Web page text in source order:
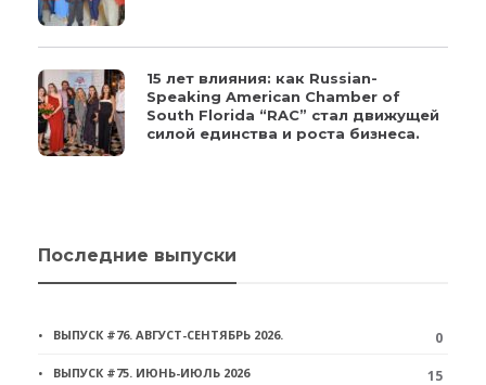
15 лет влияния: как Russian-
Speaking American Chamber of
South Florida “RAC” стал движущей
силой единства и роста бизнеса.
Последние выпуски
ВЫПУСК #76. АВГУСТ-СЕНТЯБРЬ 2026. 0
ВЫПУСК #75. ИЮНЬ-ИЮЛЬ 2026 15